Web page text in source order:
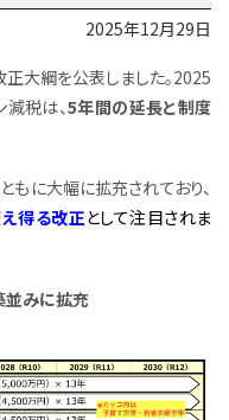
2025年12月29日
大綱を公表しました。2025
税は、5年間の延長と制度
もに大幅に拡充されており、
得る改正として注目されま
並みに拡充